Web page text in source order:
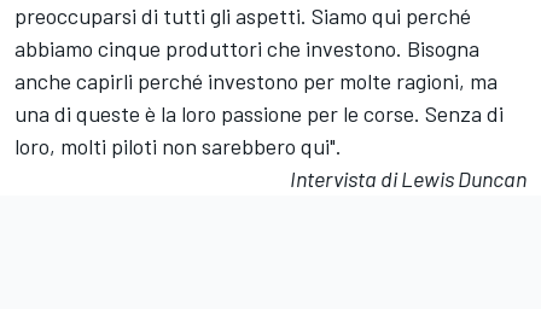
preoccuparsi di tutti gli aspetti. Siamo qui perché
abbiamo cinque produttori che investono. Bisogna
anche capirli perché investono per molte ragioni, ma
una di queste è la loro passione per le corse. Senza di
loro, molti piloti non sarebbero qui".
Intervista di Lewis Duncan